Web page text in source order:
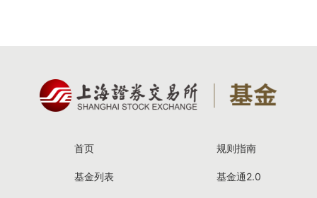
首页
基金列表
规则指南
基金通2.0